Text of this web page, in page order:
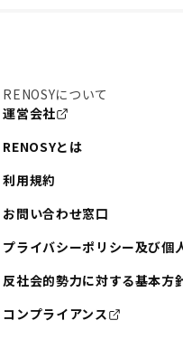
RENOSYについて
運営会社
RENOSYとは
利用規約
お問い合わせ窓口
プライバシーポリシー及び個
反社会的勢力に対する基本方
コンプライアンス